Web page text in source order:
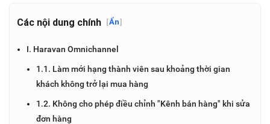
Các nội dung chính [Ẩn]
I. Haravan Omnichannel
1.1. Làm mới hạng thành viên sau khoảng thời gian
khách không trở lại mua hàng
1.2. Không cho phép điều chỉnh "Kênh bán hàng" khi sửa
đơn hàng